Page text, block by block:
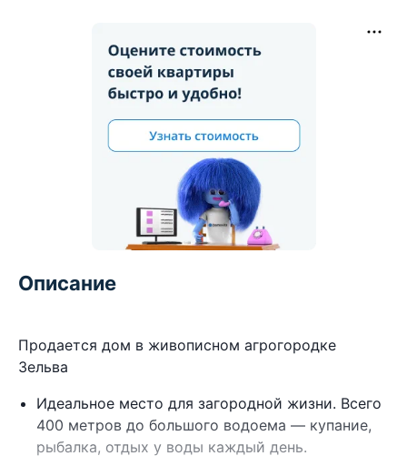
Описание
Продается дом в живописном агрогородке
Зельва
Идеальное место для загородной жизни. Всего
400 метров до большого водоема — купание,
рыбалка, отдых у воды каждый день.